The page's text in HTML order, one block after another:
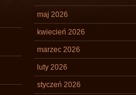
maj 2026
kwiecień 2026
marzec 2026
luty 2026
styczeń 2026